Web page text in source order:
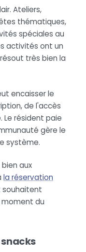
Ateliers,
thématiques,
spéciales au
activités ont un
très bien la
encaisser le
de l'accès
résident paie
gère le
système.
aux
la réservation
souhaitent
du